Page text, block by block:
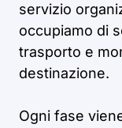
servizio
occupiamo di
trasporto e
destinazione.
Ogni fase